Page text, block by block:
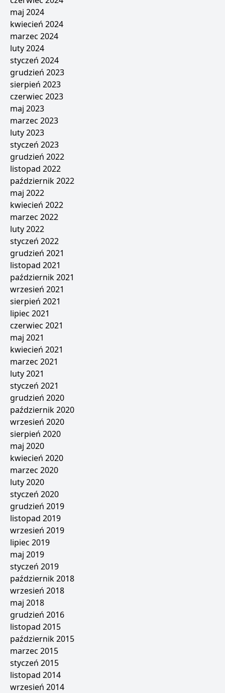
maj 2024
kwiecień 2024
marzec 2024
luty 2024
styczeń 2024
grudzień 2023
sierpień 2023
czerwiec 2023
maj 2023
marzec 2023
luty 2023
styczeń 2023
grudzień 2022
listopad 2022
październik 2022
maj 2022
kwiecień 2022
marzec 2022
luty 2022
styczeń 2022
grudzień 2021
listopad 2021
październik 2021
wrzesień 2021
sierpień 2021
lipiec 2021
czerwiec 2021
maj 2021
kwiecień 2021
marzec 2021
luty 2021
styczeń 2021
grudzień 2020
październik 2020
wrzesień 2020
sierpień 2020
maj 2020
kwiecień 2020
marzec 2020
luty 2020
styczeń 2020
grudzień 2019
listopad 2019
wrzesień 2019
lipiec 2019
maj 2019
styczeń 2019
październik 2018
wrzesień 2018
maj 2018
grudzień 2016
listopad 2015
październik 2015
marzec 2015
styczeń 2015
listopad 2014
wrzesień 2014